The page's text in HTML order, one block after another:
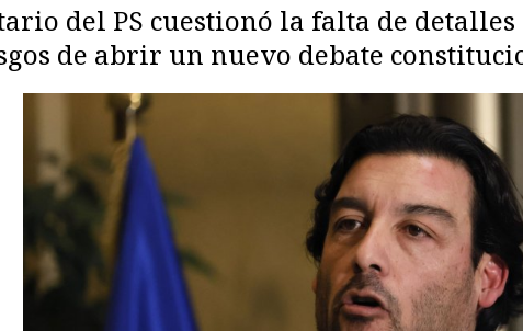
del PS cuestionó la falta de
de abrir un nuevo debate